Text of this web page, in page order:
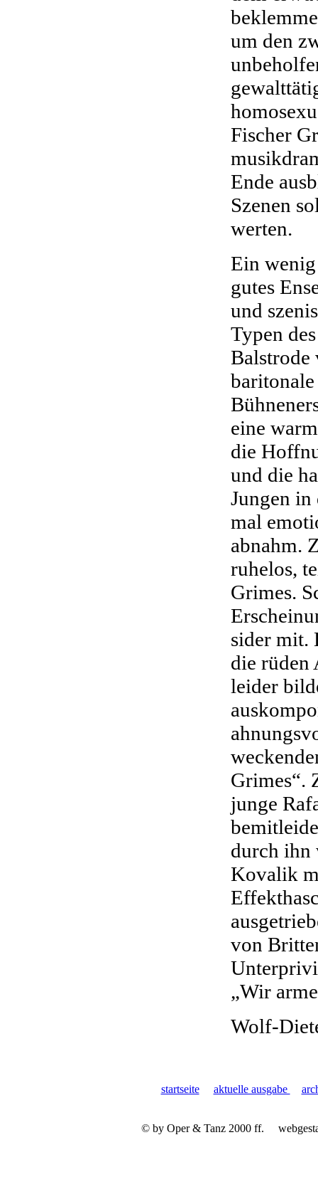
um den
Fischer
Ende
Szenen
werten.
Ein
gutes
und
Typen
Balstrode
eine
die
und die
Jungen in
mal
abnahm.
ruhelos,
Grimes.
sider mit.
die rüden
leider
Grimes“.
junge
durch ihn
Kovalik
von
„Wir
Wolf-
startseite aktuelle ausgabe
© by Oper & Tanz 2000 ff.